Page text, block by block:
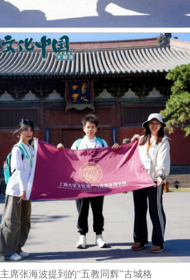
席张海波提到的“五教同辉”古城格